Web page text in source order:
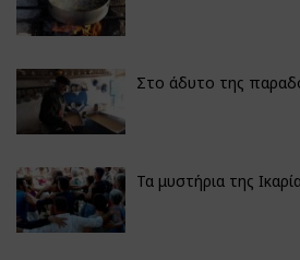
Στο άδυτο της
Τα μυστήρια της